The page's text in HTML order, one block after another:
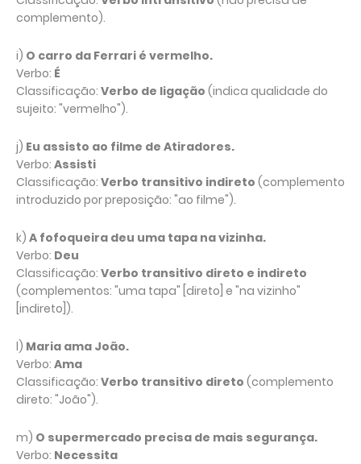
complemento).
i) O carro da Ferrari é vermelho.
Verbo: É
Classificação: Verbo de ligação (indica qualidade do
sujeito: "vermelho").
j) Eu assisto ao filme de Atiradores.
Verbo: Assisti
Classificação: Verbo transitivo indireto (complemento
introduzido por preposição: "ao filme").
k) A fofoqueira deu uma tapa na vizinha.
Verbo: Deu
Classificação: Verbo transitivo direto e indireto
(complementos: "uma tapa" [direto] e "na vizinho"
[indireto]).
l) Maria ama João.
Verbo: Ama
Classificação: Verbo transitivo direto (complemento
direto: "João").
m) O supermercado precisa de mais segurança.
Verbo: Necessita